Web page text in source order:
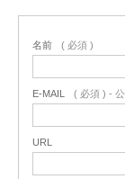
名前 ( 必須 )
E-MAIL ( 必須 ) -
URL